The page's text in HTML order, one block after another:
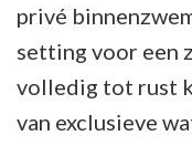
privé
setting voor een
volledig tot rust
van exclusieve